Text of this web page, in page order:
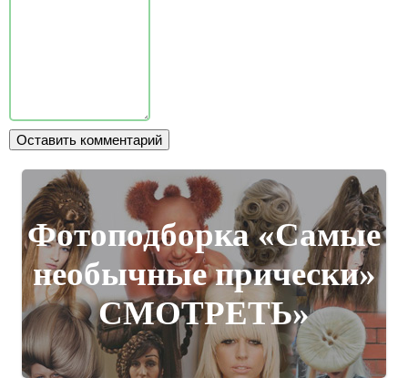
Фотоподборка «Самые
необычные прически»
СМОТРЕТЬ»